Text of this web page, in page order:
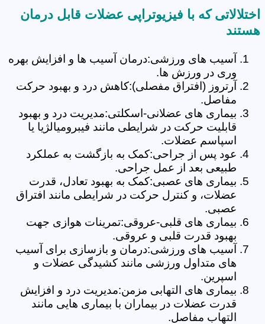
اختلالاتی که با فیزیوتراپی عضلات قابل درمان
هستند
آسیب های ورزشی:درمان آسیب ها و افزایش بهره
وری در ورزش ها.
آرتروز (افتراق مفصلی):کاهش درد و بهبود حرکت
مفاصل.
بیماری های عضلانی-اسکلتی:مدیریت درد و بهبود
قابلیت حرکت در شرایطی مانند فیبرومیالژیا یا
اسپاسم عضلات.
عود پس از جراحی:کمک به بازگشت به عملکرد
طبیعی بعد از عمل جراحی.
بیماری های عصبی:کمک به بهبود تعادل، قدرت
عضلات، و کنترل حرکت در شرایطی مانند افتراق
عصبی.
بیماری های قلبی-عروقی:تمرینات هوازی جهت
بهبود قدرت قلبی و عروقی.
آسیب های ورزشی:درمان و بازسازی برای آسیب
های متداول ورزشی مانند کشیدگی عضلات و
اسپرین.
بیماری های التهابی مزمن:مدیریت درد و افزایش
قدرت عضلات در بیماران با بیماری هایی مانند
التهاب مفاصل.